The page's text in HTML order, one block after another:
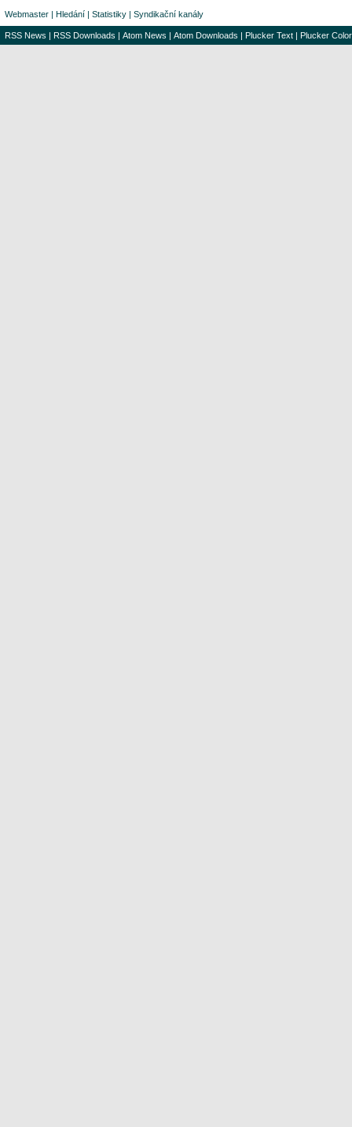
Webmaster | Hledání | Statistiky | Syndikační kanály
RSS News | RSS Downloads | Atom News | Atom Downloads | Plucker Text | Plucker Color